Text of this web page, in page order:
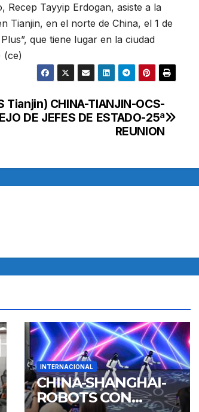
Tayyip Erdogan, asiste a la
Tianjin, en el norte de China, el 1 de
que tiene lugar en la ciudad
(ce)
Tianjin) CHINA-TIANJIN-OCS-
DE JEFES DE ESTADO-25ª
REUNION
INTERNACIONAL
CHINA-SHANGHAI-
ROBOTS CON